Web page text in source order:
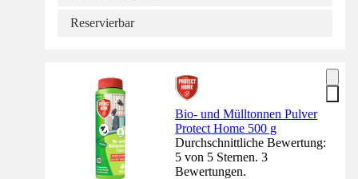
Reservierbar
Bio- und Mülltonnen Pulver
Protect Home 500 g
Durchschnittliche Bewertung:
5 von 5 Sternen. 3
Bewertungen.